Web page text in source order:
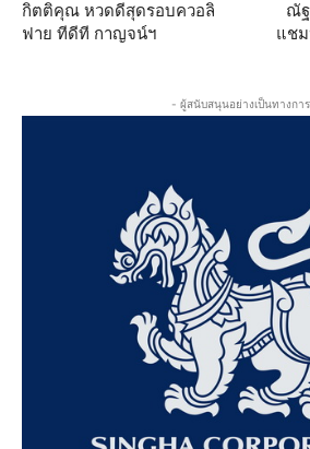
กิตติคุณ หวดดีสุดรอบควอลิ
ฟาย ทีดีที กาญจน์ฯ
ณัฐ
แช
- ผู้สนับสนุนอย่างเป็นทางกา